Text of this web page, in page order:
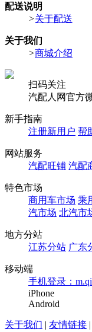
配送说明
>关于配送
关于我们
>商城介绍
扫码关注
汽配人网官方
新手指南
注册新用户 帮
网站服务
汽配旺铺 汽配
特色市场
商用车市场 乘
汽市场 北汽市
地方分站
江苏分站 广东
移动端
手机登录：
iPhone
Android
关于我们 | 友情链接 |